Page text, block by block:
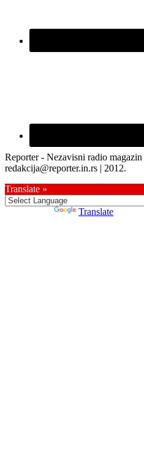
Reporter - Nezavisni radio
redakcija@reporter.in.rs | 2012.
Translate »
Translate